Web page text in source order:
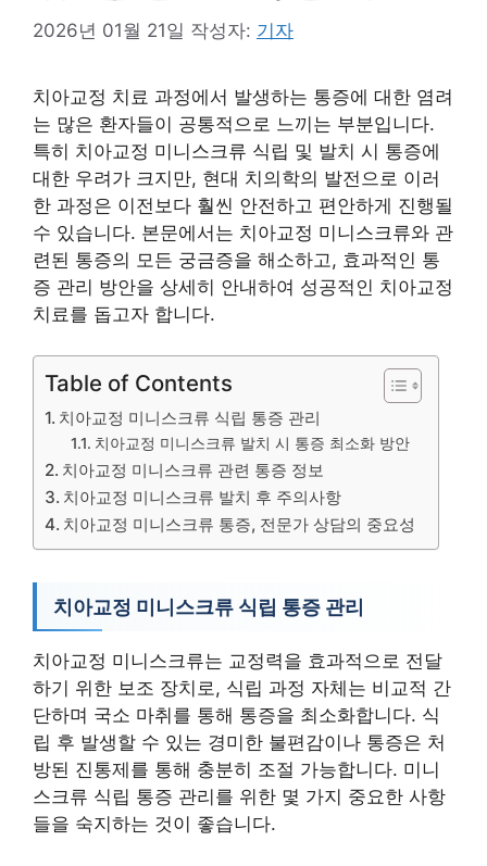
2026년 01월 21일 작성자: 기자
치아교정 치료 과정에서 발생하는 통증에 대한 염려
는 많은 환자들이 공통적으로 느끼는 부분입니다.
특히 치아교정 미니스크류 식립 및 발치 시 통증에
대한 우려가 크지만, 현대 치의학의 발전으로 이러
한 과정은 이전보다 훨씬 안전하고 편안하게 진행될
수 있습니다. 본문에서는 치아교정 미니스크류와 관
련된 통증의 모든 궁금증을 해소하고, 효과적인 통
증 관리 방안을 상세히 안내하여 성공적인 치아교정
치료를 돕고자 합니다.
Table of Contents
치아교정 미니스크류 식립 통증 관리
치아교정 미니스크류 발치 시 통증 최소화 방안
치아교정 미니스크류 관련 통증 정보
치아교정 미니스크류 발치 후 주의사항
치아교정 미니스크류 통증, 전문가 상담의 중요성
치아교정 미니스크류 식립 통증 관리
치아교정 미니스크류는 교정력을 효과적으로 전달
하기 위한 보조 장치로, 식립 과정 자체는 비교적 간
단하며 국소 마취를 통해 통증을 최소화합니다. 식
립 후 발생할 수 있는 경미한 불편감이나 통증은 처
방된 진통제를 통해 충분히 조절 가능합니다. 미니
스크류 식립 통증 관리를 위한 몇 가지 중요한 사항
들을 숙지하는 것이 좋습니다.